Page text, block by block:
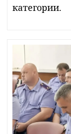
категории.